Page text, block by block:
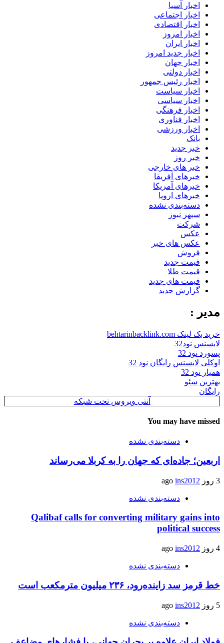
اخبار آسیا
اخبار اجتماعی
اخبار اقتصادی
اخبار امروز
اخبار ایران
اخبار جدید امروز
اخبار جهان
اخبار دولتی
اخبار رئیس جمهور
اخبار سیاست
اخبار سیاسی
اخبار فرهنگی
اخبار فناوری
اخبار ورزشی
بانک
خبر جدید
خبر روز
خبر های خارجی
خبرهای آفریقا
خبرهای آمریکا
خبرهای اروپا
دسته‌بندی نشده
سپهر نیوز
شرکت
عکس
عکس های خبر
فروش
قیمت جدید
قیمت طلا
قیمت های جدید
گزارش جدید
مدیر :
خرید بک لینک behtarinbacklink.com
لایسنس نود32
پسورد نود 32
اوکلی لایسنس رایگان نود 32
همیار نود 32
بهترین سئو
رایگان
آنتی ویروس تحت شبکه
You may have missed
دسته‌بندی نشده
اربعین؛ جاده‌ای که جهان را به کربلا می‌رساند
3 روز ago ins2012
دسته‌بندی نشده
Qalibaf calls for converting military gains into
political success
4 روز ago ins2012
دسته‌بندی نشده
خط قرمز سد زاینده‌رود، ۲۳۶ میلیون مترمکعب است
5 روز ago ins2012
دسته‌بندی نشده